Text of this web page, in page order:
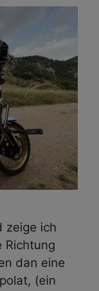
zeige ich
Richtung
dan eine
(ein